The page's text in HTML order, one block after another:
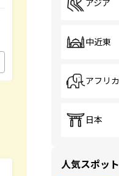
アジア
中近東
アフリカ
日本
人気スポット